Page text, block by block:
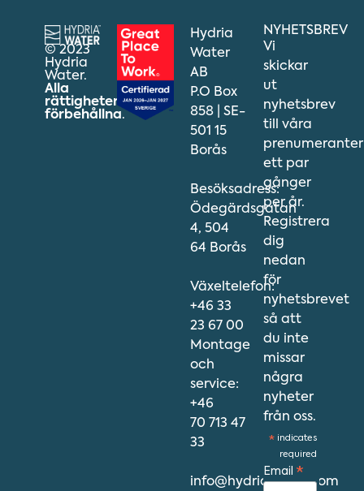
© 2023
Hydria
Water.
Alla
rättigheter
förbehållna.
Hydria
Water
AB
P.O Box
858 | SE-
501 15
Borås
Besöksadress:
Ödegärdsgatan
4, 504
64 Borås
Växeltelefon:
+46 33
23 67 00
Montage
och
service:
+46
70 713 47
33
info@hydriawater.com
NYHETSBREV
Vi
skickar
ut
nyhetsbrev
till våra
prenumeranter
ett par
gånger
per år.
Registrera
dig
nedan
för
nyhetsbrevet
så att
du inte
missar
några
nyheter
från oss.
* indicates
required
Email *